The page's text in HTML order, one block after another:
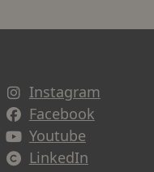
Instagram
Facebook
Youtube
LinkedIn